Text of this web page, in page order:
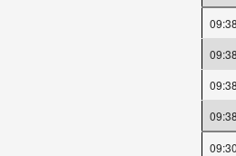
09:38
09:38
09:38
09:38
09:30